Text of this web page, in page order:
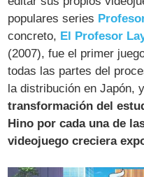
populares series
concreto, El Profesor
(2007), fue el primer
todas las partes del
la distribución en Japón,
transformación del
Hino por cada una de
videojuego creciera